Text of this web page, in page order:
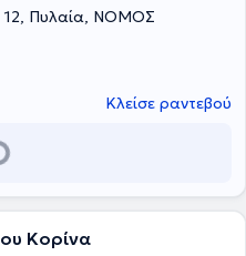
συνεδρίων, ως εισηγήτρια σε
εργασίες σε διεθνή
12, Πυλαία, ΝΟΜΟΣ
Κλείσε ραντεβού
Κορίνα